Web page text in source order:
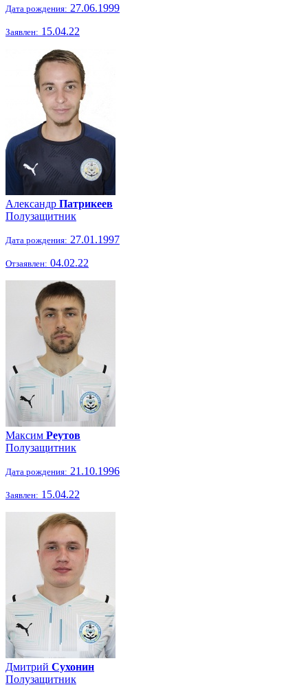
Дата рождения: 27.06.1999
Заявлен: 15.04.22
Александр Патрикеев
Полузащитник
Дата рождения: 27.01.1997
Отзаявлен: 04.02.22
Максим Реутов
Полузащитник
Дата рождения: 21.10.1996
Заявлен: 15.04.22
Дмитрий Сухонин
Полузащитник